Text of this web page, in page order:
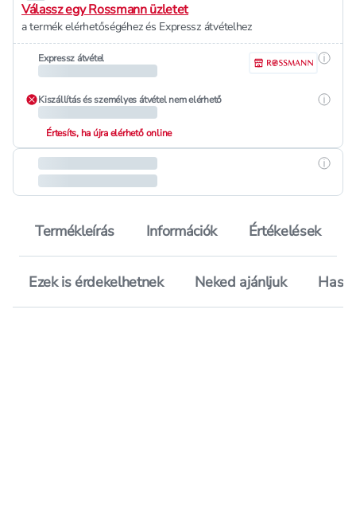
Válassz egy Rossmann üzletet
a termék elérhetőségéhez és Expressz átvételhez
Expressz átvétel
Kiszállítás és személyes átvétel nem elérhető
Értesíts, ha újra elérhető online
Termékleírás Információk Értékelések
Ezek is érdekelhetnek Neked ajánljuk